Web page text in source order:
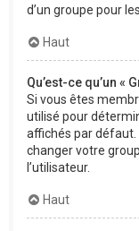
d’un groupe pour
Haut
Qu’est-ce qu’un «
Si vous êtes
utilisé pour
affichés par
changer votre
l’utilisateur.
Haut